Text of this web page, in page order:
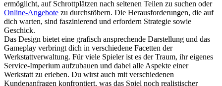
ermöglicht, auf Schrottplätzen nach seltenen Teilen zu suchen oder
Online-Angebote zu durchstöbern. Die Herausforderungen, die auf
dich warten, sind faszinierend und erfordern Strategie sowie
Geschick.
Das Design bietet eine grafisch ansprechende Darstellung und das
Gameplay verbringt dich in verschiedene Facetten der
Werkstattverwaltung. Für viele Spieler ist es der Traum, ihr eigenes
Service-Imperium aufzubauen und dabei alle Aspekte einer
Werkstatt zu erleben. Du wirst auch mit verschiedenen
Kundenanfragen konfrontiert, was das Spiel noch realistischer